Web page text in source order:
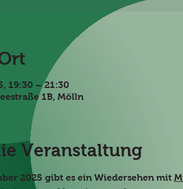
19:30 – 21:30
1B, Mölln
Veranstaltung
2025 gibt es ein Wiedersehen mit